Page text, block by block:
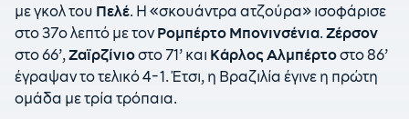
με γκολ του Πελέ. Η «σκουάντρα ατζούρα» ισοφάρισε
στο 37ο λεπτό με τονΡομπέρτο Μπονινσένια. Ζέρσον
στο 66’,Ζαϊρζίνιοστο 71’ και Κάρλος Αλμπέρτοστο 86’
έγραψαν το τελικό 4-1. Έτσι, η Βραζιλία έγινε η πρώτη
ομάδα με τρία τρόπαια.